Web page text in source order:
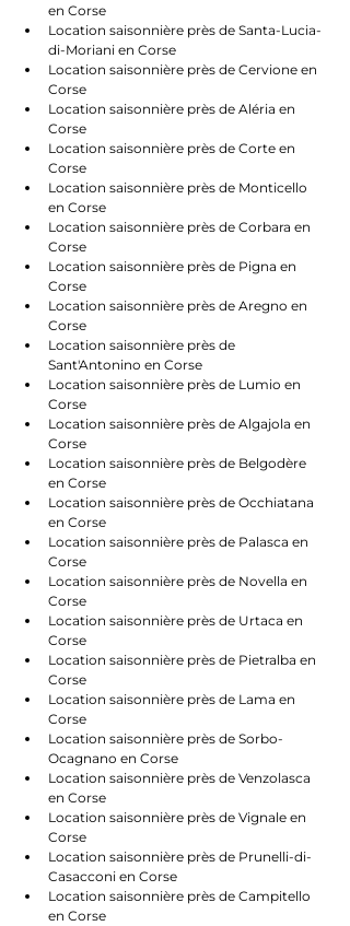
en Corse
Location saisonnière près de Santa-Lucia-
di-Moriani en Corse
Location saisonnière près de Cervione en
Corse
Location saisonnière près de Aléria en
Corse
Location saisonnière près de Corte en
Corse
Location saisonnière près de Monticello
en Corse
Location saisonnière près de Corbara en
Corse
Location saisonnière près de Pigna en
Corse
Location saisonnière près de Aregno en
Corse
Location saisonnière près de
Sant'Antonino en Corse
Location saisonnière près de Lumio en
Corse
Location saisonnière près de Algajola en
Corse
Location saisonnière près de Belgodère
en Corse
Location saisonnière près de Occhiatana
en Corse
Location saisonnière près de Palasca en
Corse
Location saisonnière près de Novella en
Corse
Location saisonnière près de Urtaca en
Corse
Location saisonnière près de Pietralba en
Corse
Location saisonnière près de Lama en
Corse
Location saisonnière près de Sorbo-
Ocagnano en Corse
Location saisonnière près de Venzolasca
en Corse
Location saisonnière près de Vignale en
Corse
Location saisonnière près de Prunelli-di-
Casacconi en Corse
Location saisonnière près de Campitello
en Corse